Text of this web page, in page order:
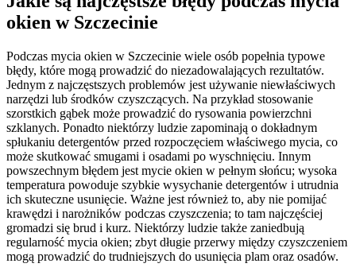
okien w Szczecinie
Podczas mycia okien w Szczecinie wiele osób popełnia typowe
błędy, które mogą prowadzić do niezadowalających rezultatów.
Jednym z najczęstszych problemów jest używanie niewłaściwych
narzędzi lub środków czyszczących. Na przykład stosowanie
szorstkich gąbek może prowadzić do rysowania powierzchni
szklanych. Ponadto niektórzy ludzie zapominają o dokładnym
spłukaniu detergentów przed rozpoczęciem właściwego mycia, co
może skutkować smugami i osadami po wyschnięciu. Innym
powszechnym błędem jest mycie okien w pełnym słońcu; wysoka
temperatura powoduje szybkie wysychanie detergentów i utrudnia
ich skuteczne usunięcie. Ważne jest również to, aby nie pomijać
krawędzi i narożników podczas czyszczenia; to tam najczęściej
gromadzi się brud i kurz. Niektórzy ludzie także zaniedbują
regularność mycia okien; zbyt długie przerwy między czyszczeniem
mogą prowadzić do trudniejszych do usunięcia plam oraz osadów.